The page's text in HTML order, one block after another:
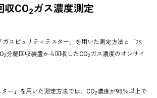
収CO2ガス濃度測定
ガスピュリティテスター」を用いた測定方法と「水
2分離回収装置から回収したCO2 ガス濃度のオンサイ
ター」を用いた測定方法では、CO2濃度が95％以上で